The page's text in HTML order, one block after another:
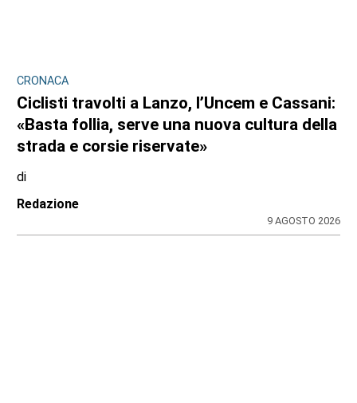
CRONACA
Ciclisti travolti a Lanzo, l’Uncem e Cassani:
«Basta follia, serve una nuova cultura della
strada e corsie riservate»
di
Redazione
9 AGOSTO 2026